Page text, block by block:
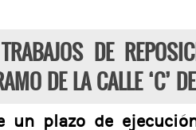
DE
DE LA CALLE ‘C’
un plazo de